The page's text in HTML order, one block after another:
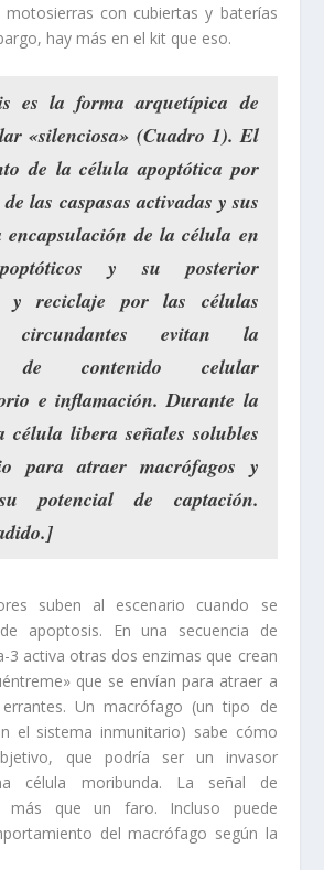
motosierras con cubiertas y baterías
hay más en el kit que eso.
es la forma arquetípica de
«silenciosa» (Cuadro 1). El
de la célula apoptótica por
las caspasas activadas y sus
encapsulación de la célula en
y su posterior
y reciclaje por las células
circundantes evitan la
de contenido celular
e inflamación. Durante la
célula libera señales solubles
paraatraer macrófagos y
potencial de captación.
suben al escenario cuando se
apoptosis. En una secuencia de
3 activa otras dos enzimas que crean
que se envían para atraer a
Un macrófago (un tipo de
el sistema inmunitario) sabe cómo
que podría ser un invasor
célula moribunda. La señal de
más que un faro. Incluso puede
del macrófago según la